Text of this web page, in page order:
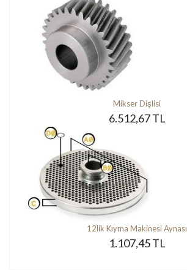
Mikser Dişlisi
6.512,67 TL
12lik Kıyma Makinesi Aynası
1.107,45 TL